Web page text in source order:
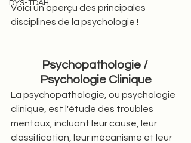
DYS-TDAH
Voici un aperçu des principales
disciplines de la psychologie !
Psychopathologie /
Psychologie Clinique
La psychopathologie, ou psychologie
clinique, est l'étude des troubles
mentaux, incluant leur cause, leur
classification, leur mécanisme et leur